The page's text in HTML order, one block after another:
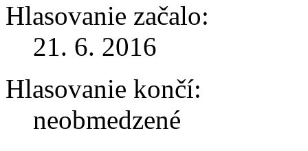
Hlasovanie začalo:
21. 6. 2016
Hlasovanie končí:
neobmedzené